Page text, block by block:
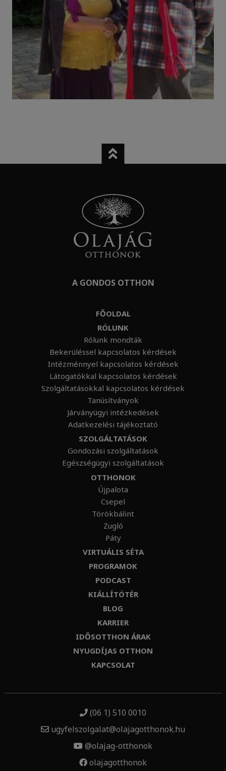
A GONDOS OTTHON
FŐOLDAL
RÓLUNK
Rólunk mondták
Bekerüléssel kapcsolatos kérdések
Intézménnyel kapcsolatos kérdések
Látogatókkal kapcsolatos kérdések
Szolgáltatásokkal kapcsolatos kérdések
Tanúsítványok
Járványügyi intézkedések
Adatkezelési tájékoztató
SZOLGÁLTATÁSOK
Gondozási szolgáltatások
Egészségügyi szolgáltatások
OTTHONOK
Újpalota
Csepel
Törökbálint
Zugló
Páty
VIRTUÁLIS SÉTA
PROGRAMOK
PODCAST
KIÁLLÍTÓTÉR
BLOG
KARRIER
IDŐSOTTHON ÁRAK
NYUGDÍJAS OTTHON
KAPCSOLAT
(06 1) 510 0010
ugyfelszolgalat@olajagotthonok.hu
@olajag-otthonok
olajagotthonok